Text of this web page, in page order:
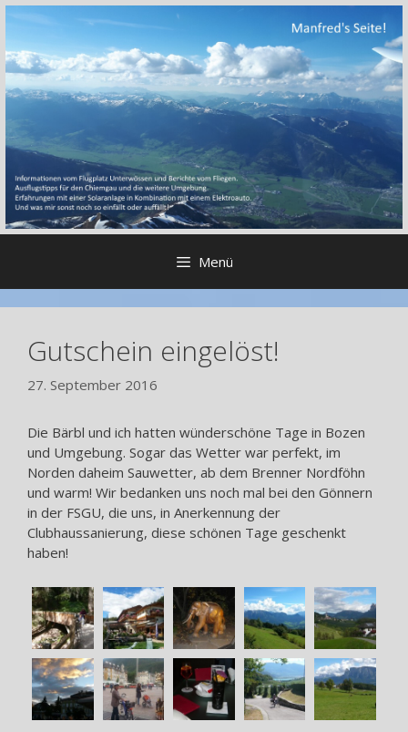
Zum
springen
Menü
Gutschein eingelöst!
27. September 2016
Die Bärbl und ich hatten wünderschöne Tage in Bozen
und Umgebung. Sogar das Wetter war perfekt, im
Norden daheim Sauwetter, ab dem Brenner Nordföhn
und warm! Wir bedanken uns noch mal bei den Gönnern
in der FSGU, die uns, in Anerkennung der
Clubhaussanierung, diese schönen Tage geschenkt
haben!